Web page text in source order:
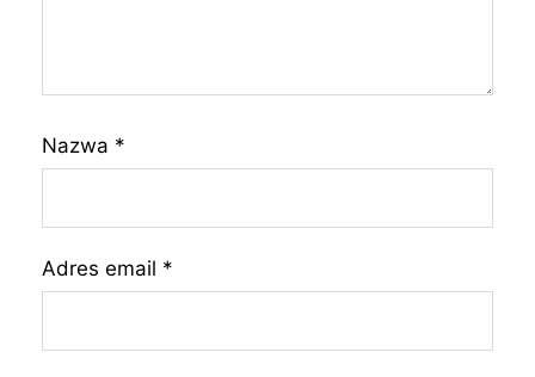
Nazwa *
Adres email *